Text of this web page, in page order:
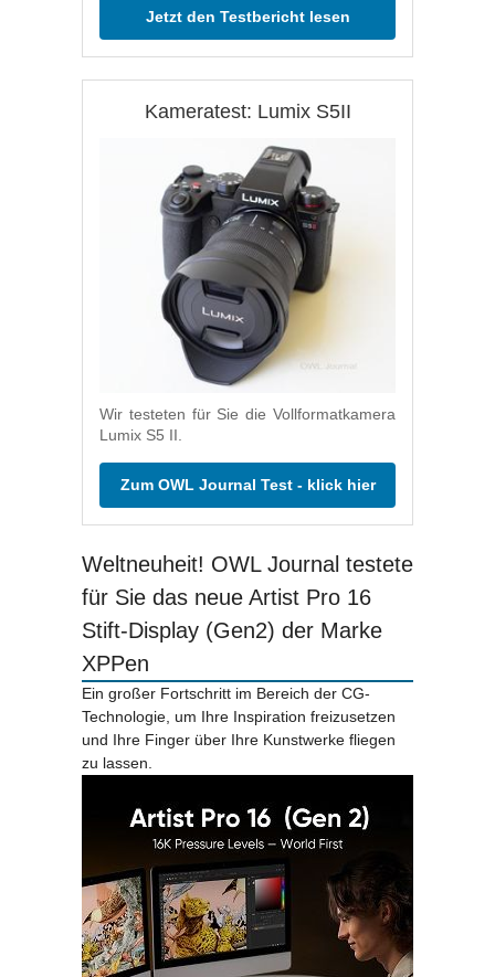
Jetzt den Testbericht lesen
Kameratest: Lumix S5II
Wir testeten für Sie die Vollformatkamera
Lumix S5 II.
Zum OWL Journal Test - klick hier
Weltneuheit! OWL Journal testete
für Sie das neue Artist Pro 16
Stift-Display (Gen2) der Marke
XPPen
Ein großer Fortschritt im Bereich der CG-
Technologie, um Ihre Inspiration freizusetzen
und Ihre Finger über Ihre Kunstwerke fliegen
zu lassen.